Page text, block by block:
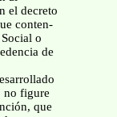
el decreto
conten-
o
de
no figure
que